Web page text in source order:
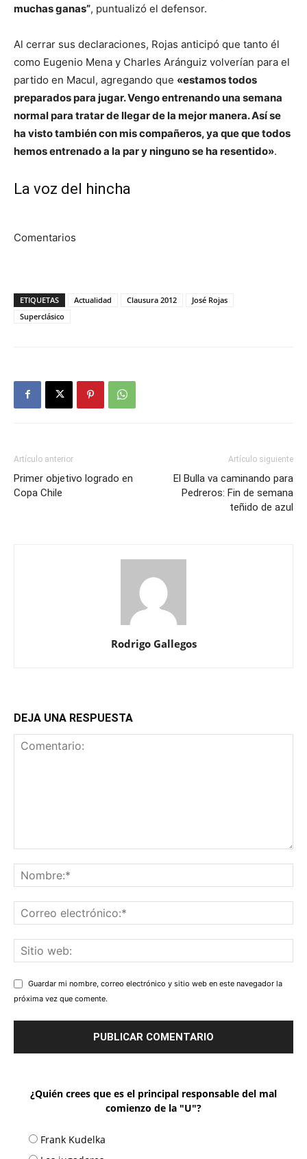
muchas ganas”, puntualizó el defensor.
Al cerrar sus declaraciones, Rojas anticipó que tanto él
como Eugenio Mena y Charles Aránguiz volverían para el
partido en Macul, agregando que «estamos todos
preparados para jugar. Vengo entrenando una semana
normal para tratar de llegar de la mejor manera. Así se
ha visto también con mis compañeros, ya que que todos
hemos entrenado a la par y ninguno se ha resentido».
La voz del hincha
Comentarios
ETIQUETAS Actualidad Clausura 2012
José Rojas
Superclásico
Artículo anterior
Primer objetivo logrado en
Copa Chile
Artículo siguiente
El Bulla va caminando para
Pedreros: Fin de semana
teñido de azul
Rodrigo Gallegos
DEJA UNA RESPUESTA
Guardar mi nombre, correo electrónico y sitio web en este navegador la
próxima vez que comente.
¿Quién crees que es el principal responsable del mal
comienzo de la "U"?
Frank Kudelka